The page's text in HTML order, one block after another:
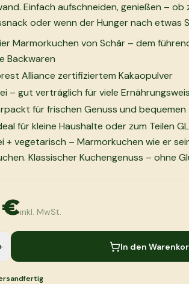
Einfach aufschneiden, genießen – ob
oder wenn der Hunger nach etwas
Marmorkuchen von Schär – dem
Backwaren
Alliance zertifiziertem Kakaopulver
– gut verträglich für viele
für frischen Genuss und
für kleine Haushalte oder zum Teilen
+ vegetarisch – Marmorkuchen wie er
Klassischer Kuchengenuss – ohne
inkl. MwSt.
In den